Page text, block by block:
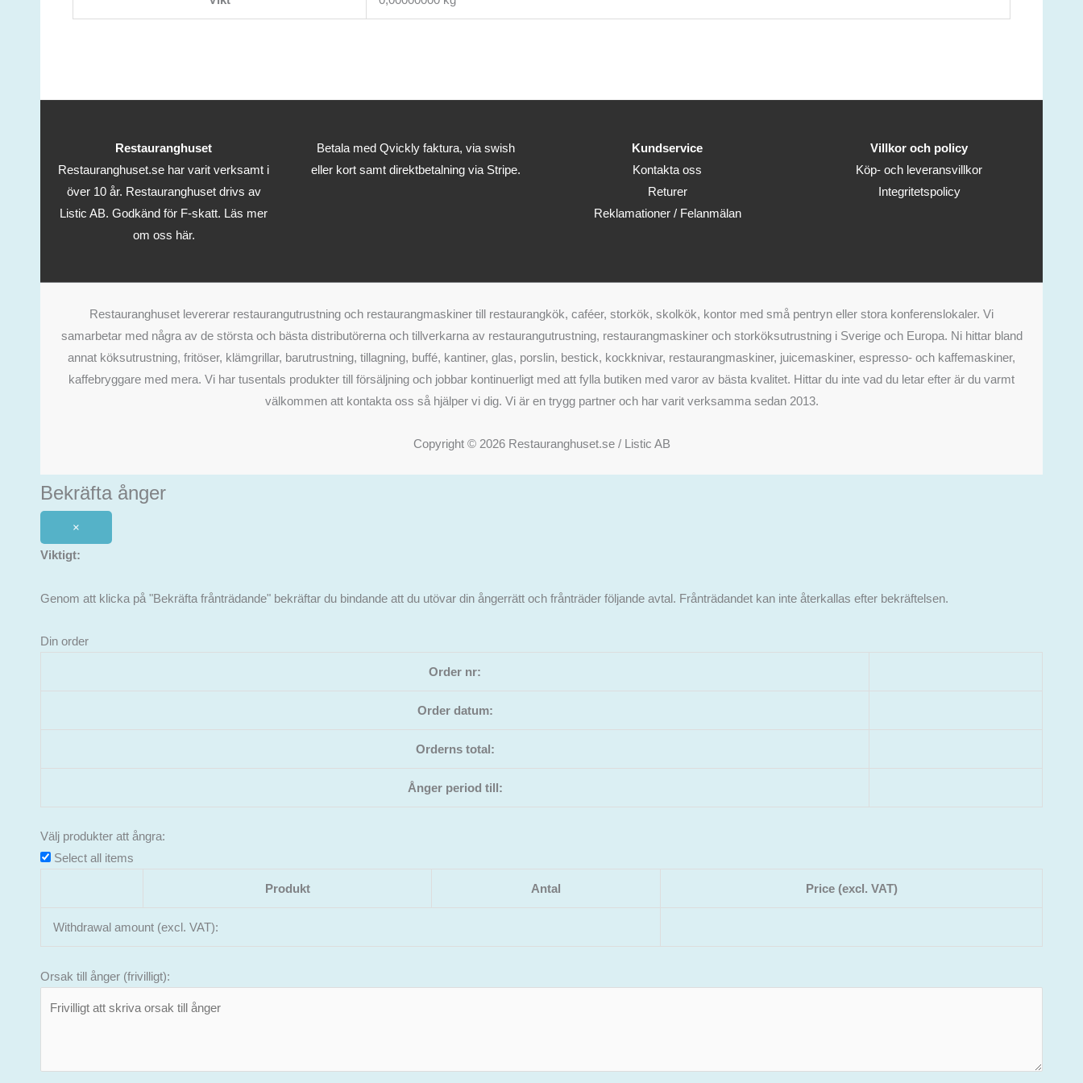
Restauranghuset
Restauranghuset.se har varit verksamt i
över 10 år. Restauranghuset drivs av
Listic AB. Godkänd för F-skatt. Läs mer
om oss här.
Betala med Qvickly faktura, via swish
eller kort samt direktbetalning via Stripe.
Kundservice
Kontakta oss
Returer
Reklamationer / Felanmälan
Villkor och policy
Köp- och leveransvillkor
Integritetspolicy
Restauranghuset levererar restaurangutrustning och restaurangmaskiner till restaurangkök, caféer, storkök, skolkök, kontor med små pentryn eller stora konferenslokaler. Vi
samarbetar med några av de största och bästa distributörerna och tillverkarna av restaurangutrustning, restaurangmaskiner och storköksutrustning i Sverige och Europa. Ni hittar bland
annat köksutrustning, fritöser, klämgrillar, barutrustning, tillagning, buffé, kantiner, glas, porslin, bestick, kockknivar, restaurangmaskiner, juicemaskiner, espresso- och kaffemaskiner,
kaffebryggare med mera. Vi har tusentals produkter till försäljning och jobbar kontinuerligt med att fylla butiken med varor av bästa kvalitet. Hittar du inte vad du letar efter är du varmt
välkommen att kontakta oss så hjälper vi dig. Vi är en trygg partner och har varit verksamma sedan 2013.
Copyright © 2026 Restauranghuset.se / Listic AB
Bekräfta ånger
×
Viktigt:
Genom att klicka på "Bekräfta frånträdande" bekräftar du bindande att du utövar din ångerrätt och frånträder följande avtal. Frånträdandet kan inte återkallas efter bekräftelsen.
Din order
Order nr:
Order datum:
Orderns total:
Ånger period till:
Välj produkter att ångra:
Select all items
Produkt Antal Price (excl. VAT)
Withdrawal amount (excl. VAT):
Orsak till ånger (frivilligt):